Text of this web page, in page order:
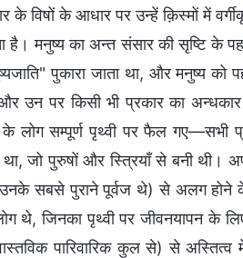
विषों के आधार पर उन्हें क़िस्मों में
का अन्त संसार की सृष्टि के पहले
पुकारा जाता था, और मनुष्य को
उन पर किसी भी प्रकार का
के लोग सम्पूर्ण पृथ्वी पर फैल
जो पुरुषों और स्त्रियॉं से बनी थी।
सबसे पुराने पूर्वज थे) से अलग होने के
थे, जिनका पृथ्वी पर जीवनयापन के लिए
पारिवारिक कुल से) से